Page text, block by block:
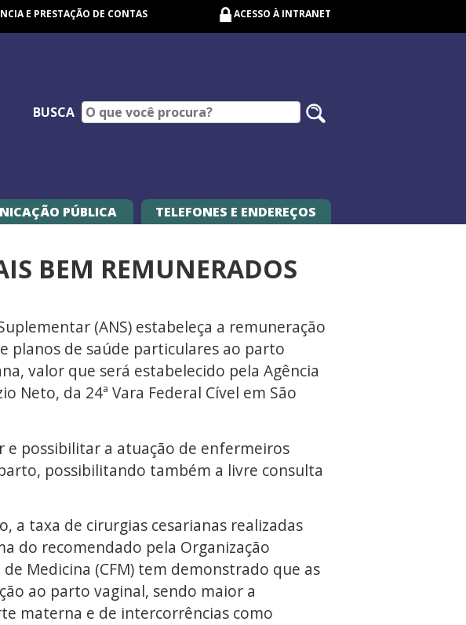
E PRESTAÇÃO DE CONTAS ACESSO À INTRANET
BUSCA
PÚBLICA TELEFONES E ENDEREÇOS
BEM REMUNERADOS
(ANS) estabeleça a remuneração
planos de saúde particulares ao parto
valor que será estabelecido pela Agência
Neto, da 24ª Vara Federal Cível em São
e possibilitar a atuação de enfermeiros
possibilitando também a livre consulta
a taxa de cirurgias cesarianas realizadas
do recomendado pela Organização
Medicina (CFM) tem demonstrado que as
ao parto vaginal, sendo maior a
materna e de intercorrências como